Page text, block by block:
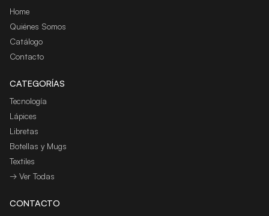
Home
Quiénes Somos
Catálogo
Contacto
CATEGORÍAS
Tecnología
Lápices
Libretas
Botellas y Mugs
Textiles
→ Ver Todas
CONTACTO